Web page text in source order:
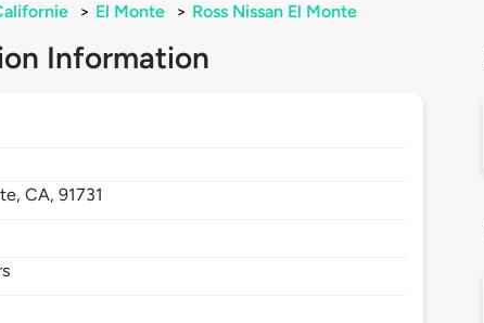
> El Monte > Ross Nissan El Monte
Information
CA,91731